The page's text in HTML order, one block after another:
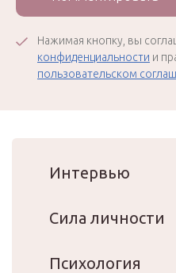
Нажимая кнопку, вы
конфиденциальности и
пользовательском
Интервью
Сила личности
Психология